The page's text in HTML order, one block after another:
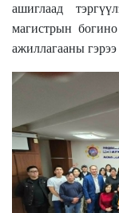
ашиглаад
магистрын
ажиллагааны гэрээ